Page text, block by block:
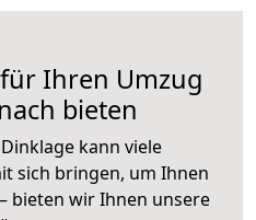
Ihren Umzug
bieten
kann viele
sich bringen, um Ihnen
bieten wir Ihnen unsere